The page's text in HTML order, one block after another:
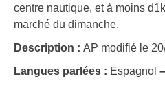
centre nautique, et à moins
marché du dimanche.
Description : AP modifié le
Langues parlées : Espagnol –